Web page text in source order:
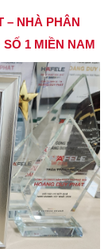
– NHÀ PHÂN
1 MIỀN NAM